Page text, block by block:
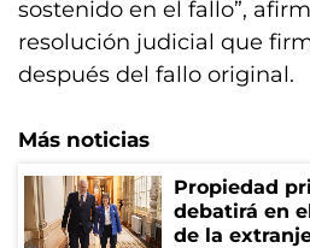
sostenido en el fallo”,
resolución judicial que
después del fallo original.
Más noticias
Propiedad
debatirá en
de la